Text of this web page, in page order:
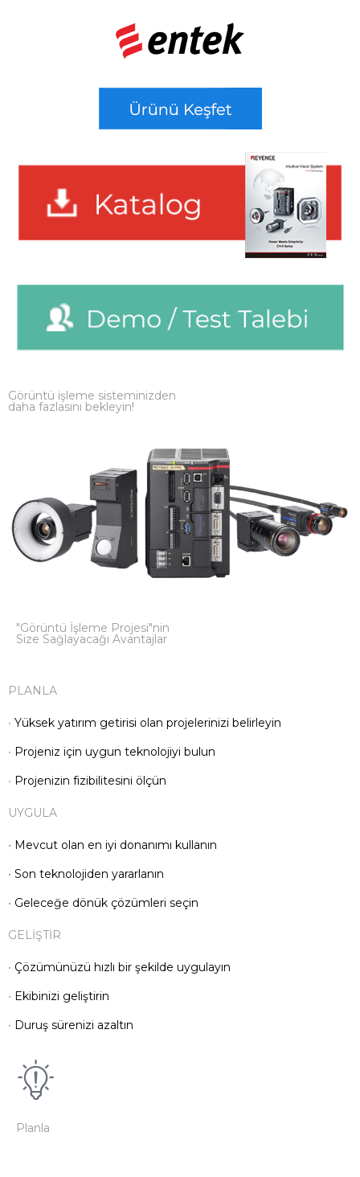
Görüntü işleme sisteminizden
daha fazlasını bekleyin!
"Görüntü İşleme Projesi"nin
Size Sağlayacağı Avantajlar
PLANLA
• Yüksek yatırım getirisi olan projelerinizi belirleyin
• Projeniz için uygun teknolojiyi bulun
• Projenizin fizibilitesini ölçün
UYGULA
• Mevcut olan en iyi donanımı kullanın
• Son teknolojiden yararlanın
• Geleceğe dönük çözümleri seçin
GELİŞTİR
• Çözümünüzü hızlı bir şekilde uygulayın
• Ekibinizi geliştirin
• Duruş sürenizi azaltın
Planla